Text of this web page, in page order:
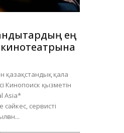
ең
қазақстандық қала
Кинопоиск қызметін
Asia*
сәйкес, сервисті